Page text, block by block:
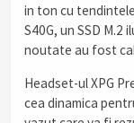
in ton cu
S40G, un SSD M.2
noutate au fost
Headset-ul XPG
cea dinamica